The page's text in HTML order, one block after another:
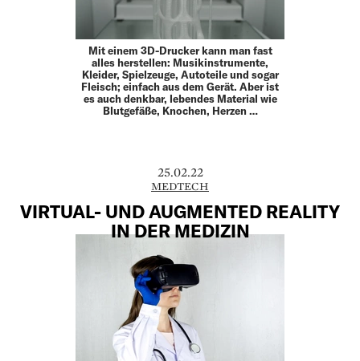
Mit einem 3D-Drucker kann man fast
alles herstellen: Musikinstrumente,
Kleider, Spielzeuge, Autoteile und sogar
Fleisch; einfach aus dem Gerät. Aber ist
es auch denkbar, lebendes Material wie
Blutgefäße, Knochen, Herzen …
25.02.22
MEDTECH
VIRTUAL- UND AUGMENTED REALITY
IN DER MEDIZIN